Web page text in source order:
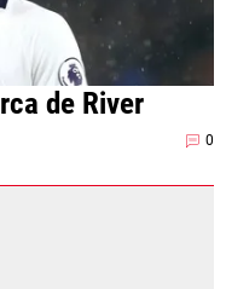
de River
0